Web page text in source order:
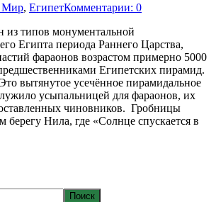
Мир, ЕгипетКомментарии: 0
из типов монументальной
Египта периода Раннего Царства,
фараонов возрастом примерно 5000
Египетских пирамид.
вытянутое усечённое пирамидальное
усыпальницей для фараонов, их
чиновников. Гробницы
берегу Нила, где «Солнце спускается в
Поиск